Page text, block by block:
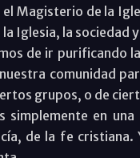
el Magisterio de la
Iglesia, la sociedad
de ir purificando
comunidad
grupos, o de
simplemente en
de la fe